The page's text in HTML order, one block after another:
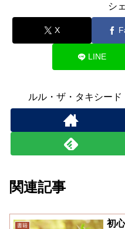
シ
X
LINE
ルル・ザ・タキシー
関連記事
書籍 初